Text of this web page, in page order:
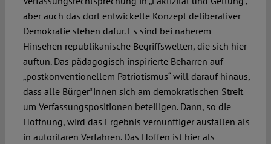
aber auch das dort entwickelte Konzept deliberativer
Demokratie stehen dafür. Es sind bei näherem
Hinsehen republikanische Begriffswelten, die sich hier
auftun. Das pädagogisch inspirierte Beharren auf
„postkonventionellem Patriotismus“ will darauf hinaus,
dass alle Bürger*innen sich am demokratischen Streit
um Verfassungspositionen beteiligen. Dann, so die
Hoffnung, wird das Ergebnis vernünftiger ausfallen als
in autoritären Verfahren. Das Hoffen ist hier als